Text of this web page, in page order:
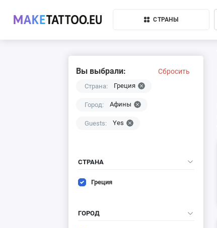
СТРАНЫ
Вы выбрали: Сбросить
Страна: Греция
Город: Афины
Guests: Yes
СТРАНА
Греция
ГОРОД